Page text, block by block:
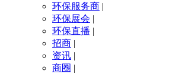
环保服务商 |
环保展会 |
环保直播 |
招商 |
资讯 |
商圈 |